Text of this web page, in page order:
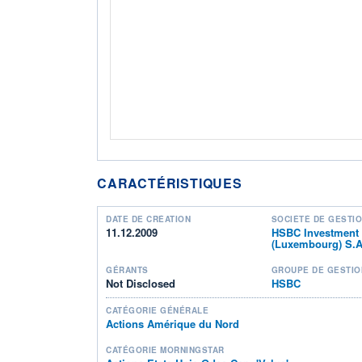
CARACTÉRISTIQUES
DATE DE CRÉATION
11.12.2009
SOCIÉTÉ DE
HSBC
(Luxembourg)
GÉRANTS
Not Disclosed
GROUPE DE
HSBC
CATÉGORIE GÉNÉRALE
Actions Amérique du Nord
CATÉGORIE MORNINGSTAR